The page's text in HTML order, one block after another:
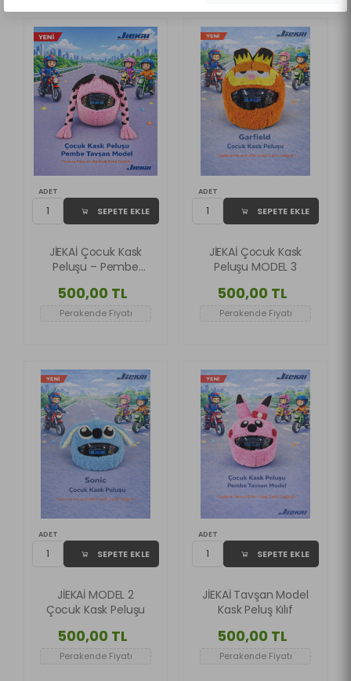
ADET
SEPETE EKLE
JİEKAİ Çocuk Kask
Peluşu – Pembe
Özel Seri
500,00 TL
Perakende Fiyatı
ADET
SEPETE EKLE
JİEKAİ Çocuk Kask
Peluşu MODEL 3
500,00 TL
Perakende Fiyatı
ADET
SEPETE EKLE
JİEKAİ MODEL 2
Çocuk Kask Peluşu
500,00 TL
Perakende Fiyatı
ADET
SEPETE EKLE
JİEKAİ Tavşan Model
Kask Peluş Kılıf
500,00 TL
Perakende Fiyatı